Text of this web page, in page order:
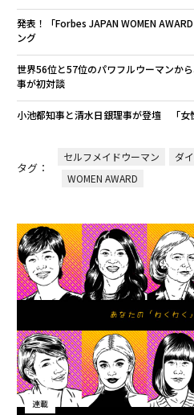
発表！「Forbes JAPAN WOMEN
ング
世界56位と57位のパワフルウーマンか
事が初対談
小池都知事と清水日銀理事が登壇 「女
タグ：
セルフメイドウーマン ダ
WOMEN AWARD
連載